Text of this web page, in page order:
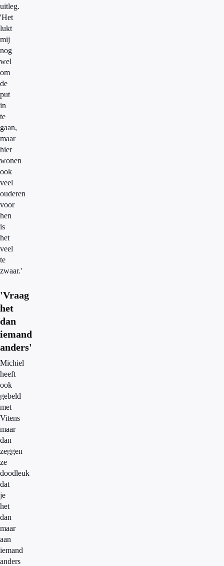
uitleg.
'Het
lukt
mij
nog
wel
om
de
put
in
te
gaan,
maar
hier
wonen
ook
veel
ouderen
voor
hen
is
het
veel
te
zwaar.'
'Vraag
het
dan
iemand
anders'
Michiel
heeft
ook
gebeld
met
Vitens
maar
dan
zeggen
ze
doodleuk
dat
je
het
dan
maar
aan
iemand
anders